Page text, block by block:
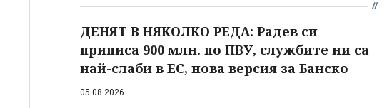
ДЕНЯТ В НЯКОЛКО РЕДА: Радев си
приписа 900 млн. по ПВУ, службите ни са
най-слаби в ЕС, нова версия за Банско
05.08.2026